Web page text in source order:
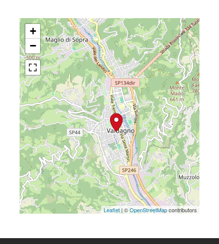
+
−
Leaflet| ©OpenStreetMapcontributors